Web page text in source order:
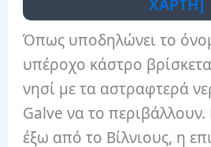
ΧΑΡΤΗ]
Όπως υποδηλώνει το
υπέροχο κάστρο
νησί με τα αστραφτερά
Galve να το περιβάλλουν.
έξω από το Βίλνιους, η